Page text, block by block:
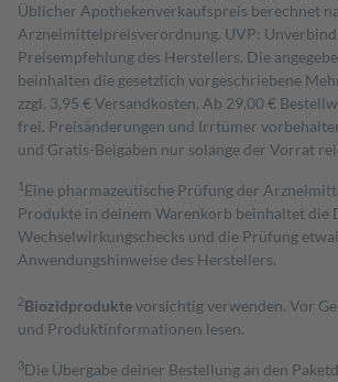
Üblicher Apothekenverkaufspreis berechnet
Arzneimittelpreisverordnung. UVP:
Preisempfehlung des Herstellers. Die
beinhalten die gesetzlich vorgeschriebene
zzgl. 3,95 € Versandkosten. Ab 29,00 €
frei. Preisänderungen und Irrtümer
und Gratis-Beigaben nur solange der Vorrat
1 Eine pharmazeutische Prüfung der
Produkte in deinem Warenkorb beinhaltet die
Wechselwirkungschecks und die Prüfung
Anwendungshinweise des Herstellers.
2Biozidproduktevorsichtig verwenden. Vor
und Produktinformationen lesen.
3Die Übergabe deiner Bestellung an den